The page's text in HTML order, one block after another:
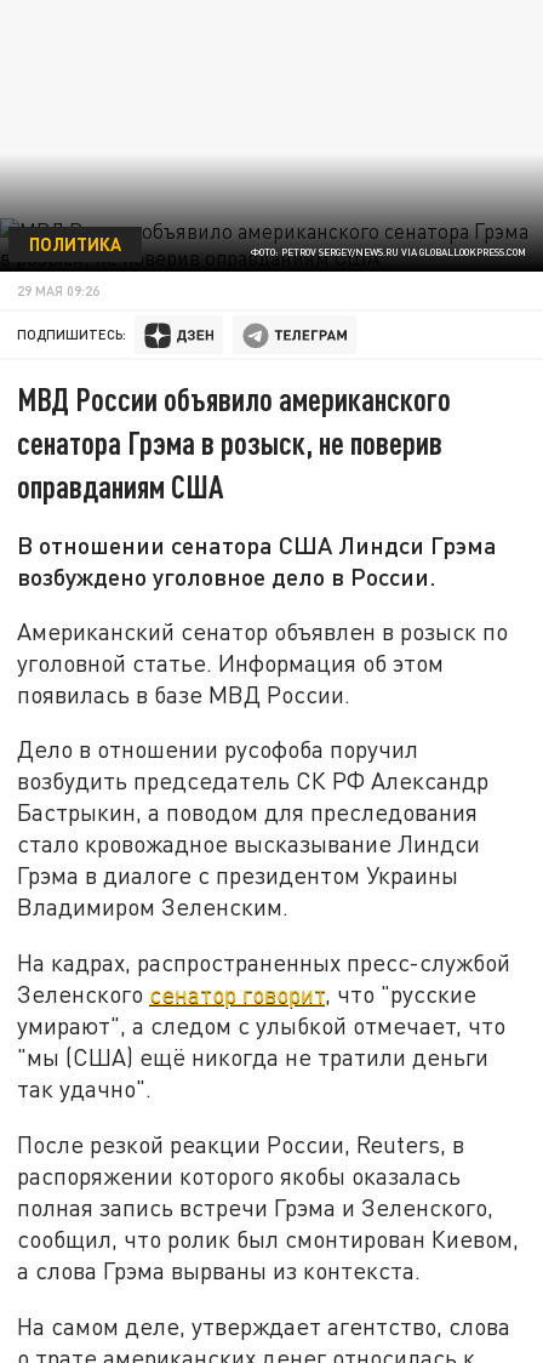
ФОТО: PETROV SERGEY/NEWS.RU VIA GLOBALLOOKPRESS.COM
ПОЛИТИКА
29 МАЯ 09:26
ПОДПИШИТЕСЬ:
МВД России объявило американского
сенатора Грэма в розыск, не поверив
оправданиям США
В отношении сенатора США Линдси Грэма
возбуждено уголовное дело в России.
Американский сенатор объявлен в розыск по
уголовной статье. Информация об этом
появилась в базе МВД России.
Дело в отношении русофоба поручил
возбудить председатель СК РФ Александр
Бастрыкин, а поводом для преследования
стало кровожадное высказывание Линдси
Грэма в диалоге с президентом Украины
Владимиром Зеленским.
На кадрах, распространенных пресс-службой
Зеленского сенатор говорит, что "русские
умирают", а следом с улыбкой отмечает, что
"мы (США) ещё никогда не тратили деньги
так удачно".
После резкой реакции России, Reuters, в
распоряжении которого якобы оказалась
полная запись встречи Грэма и Зеленского,
сообщил, что ролик был смонтирован Киевом,
а слова Грэма вырваны из контекста.
На самом деле, утверждает агентство, слова
о трате американских денег относилась к